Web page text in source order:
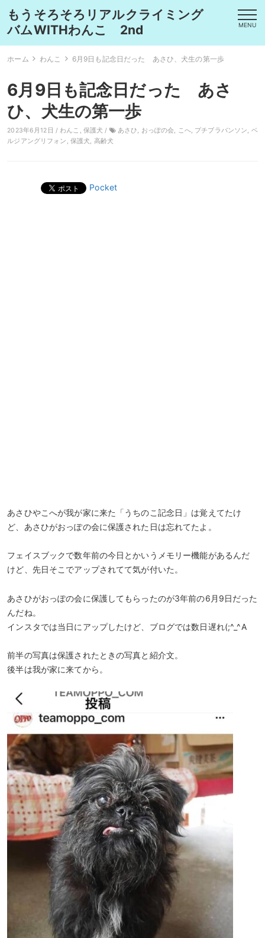
もうそろそろリアルクライミング
バムWITHわんこ 2nd
MENU
ホーム わんこ 6月9日も記念日だった あさひ、犬生の第一歩
6月9日も記念日だった あさ
ひ、犬生の第一歩
2023年6月12日 / わんこ 保護犬 / あさひ おっぽの会 こへ, プチブラバンソン
ベ
ルジアングリフォン
保護犬 高齢犬
Pocket
あさひやこへが我が家に来た「うちのこ記念日」は覚えてたけ
ど、あさひがおっぽの会に保護された日は忘れてたよ。
フェイスブックで数年前の今日とかいうメモリー機能があるんだ
けど、先日そこでアップされてて気が付いた。
あさひがおっぽの会に保護してもらったのが3年前の6月9日だった
んだね。
インスタでは当日にアップしたけど、ブログでは数日遅れ(;^_^A
前半の写真は保護されたときの写真と紹介文。
後半は我が家に来てから。